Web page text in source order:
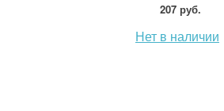
207 руб.
Нет в наличии